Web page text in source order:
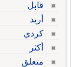
قابل
أريد
كردي
أكثر
متعلق